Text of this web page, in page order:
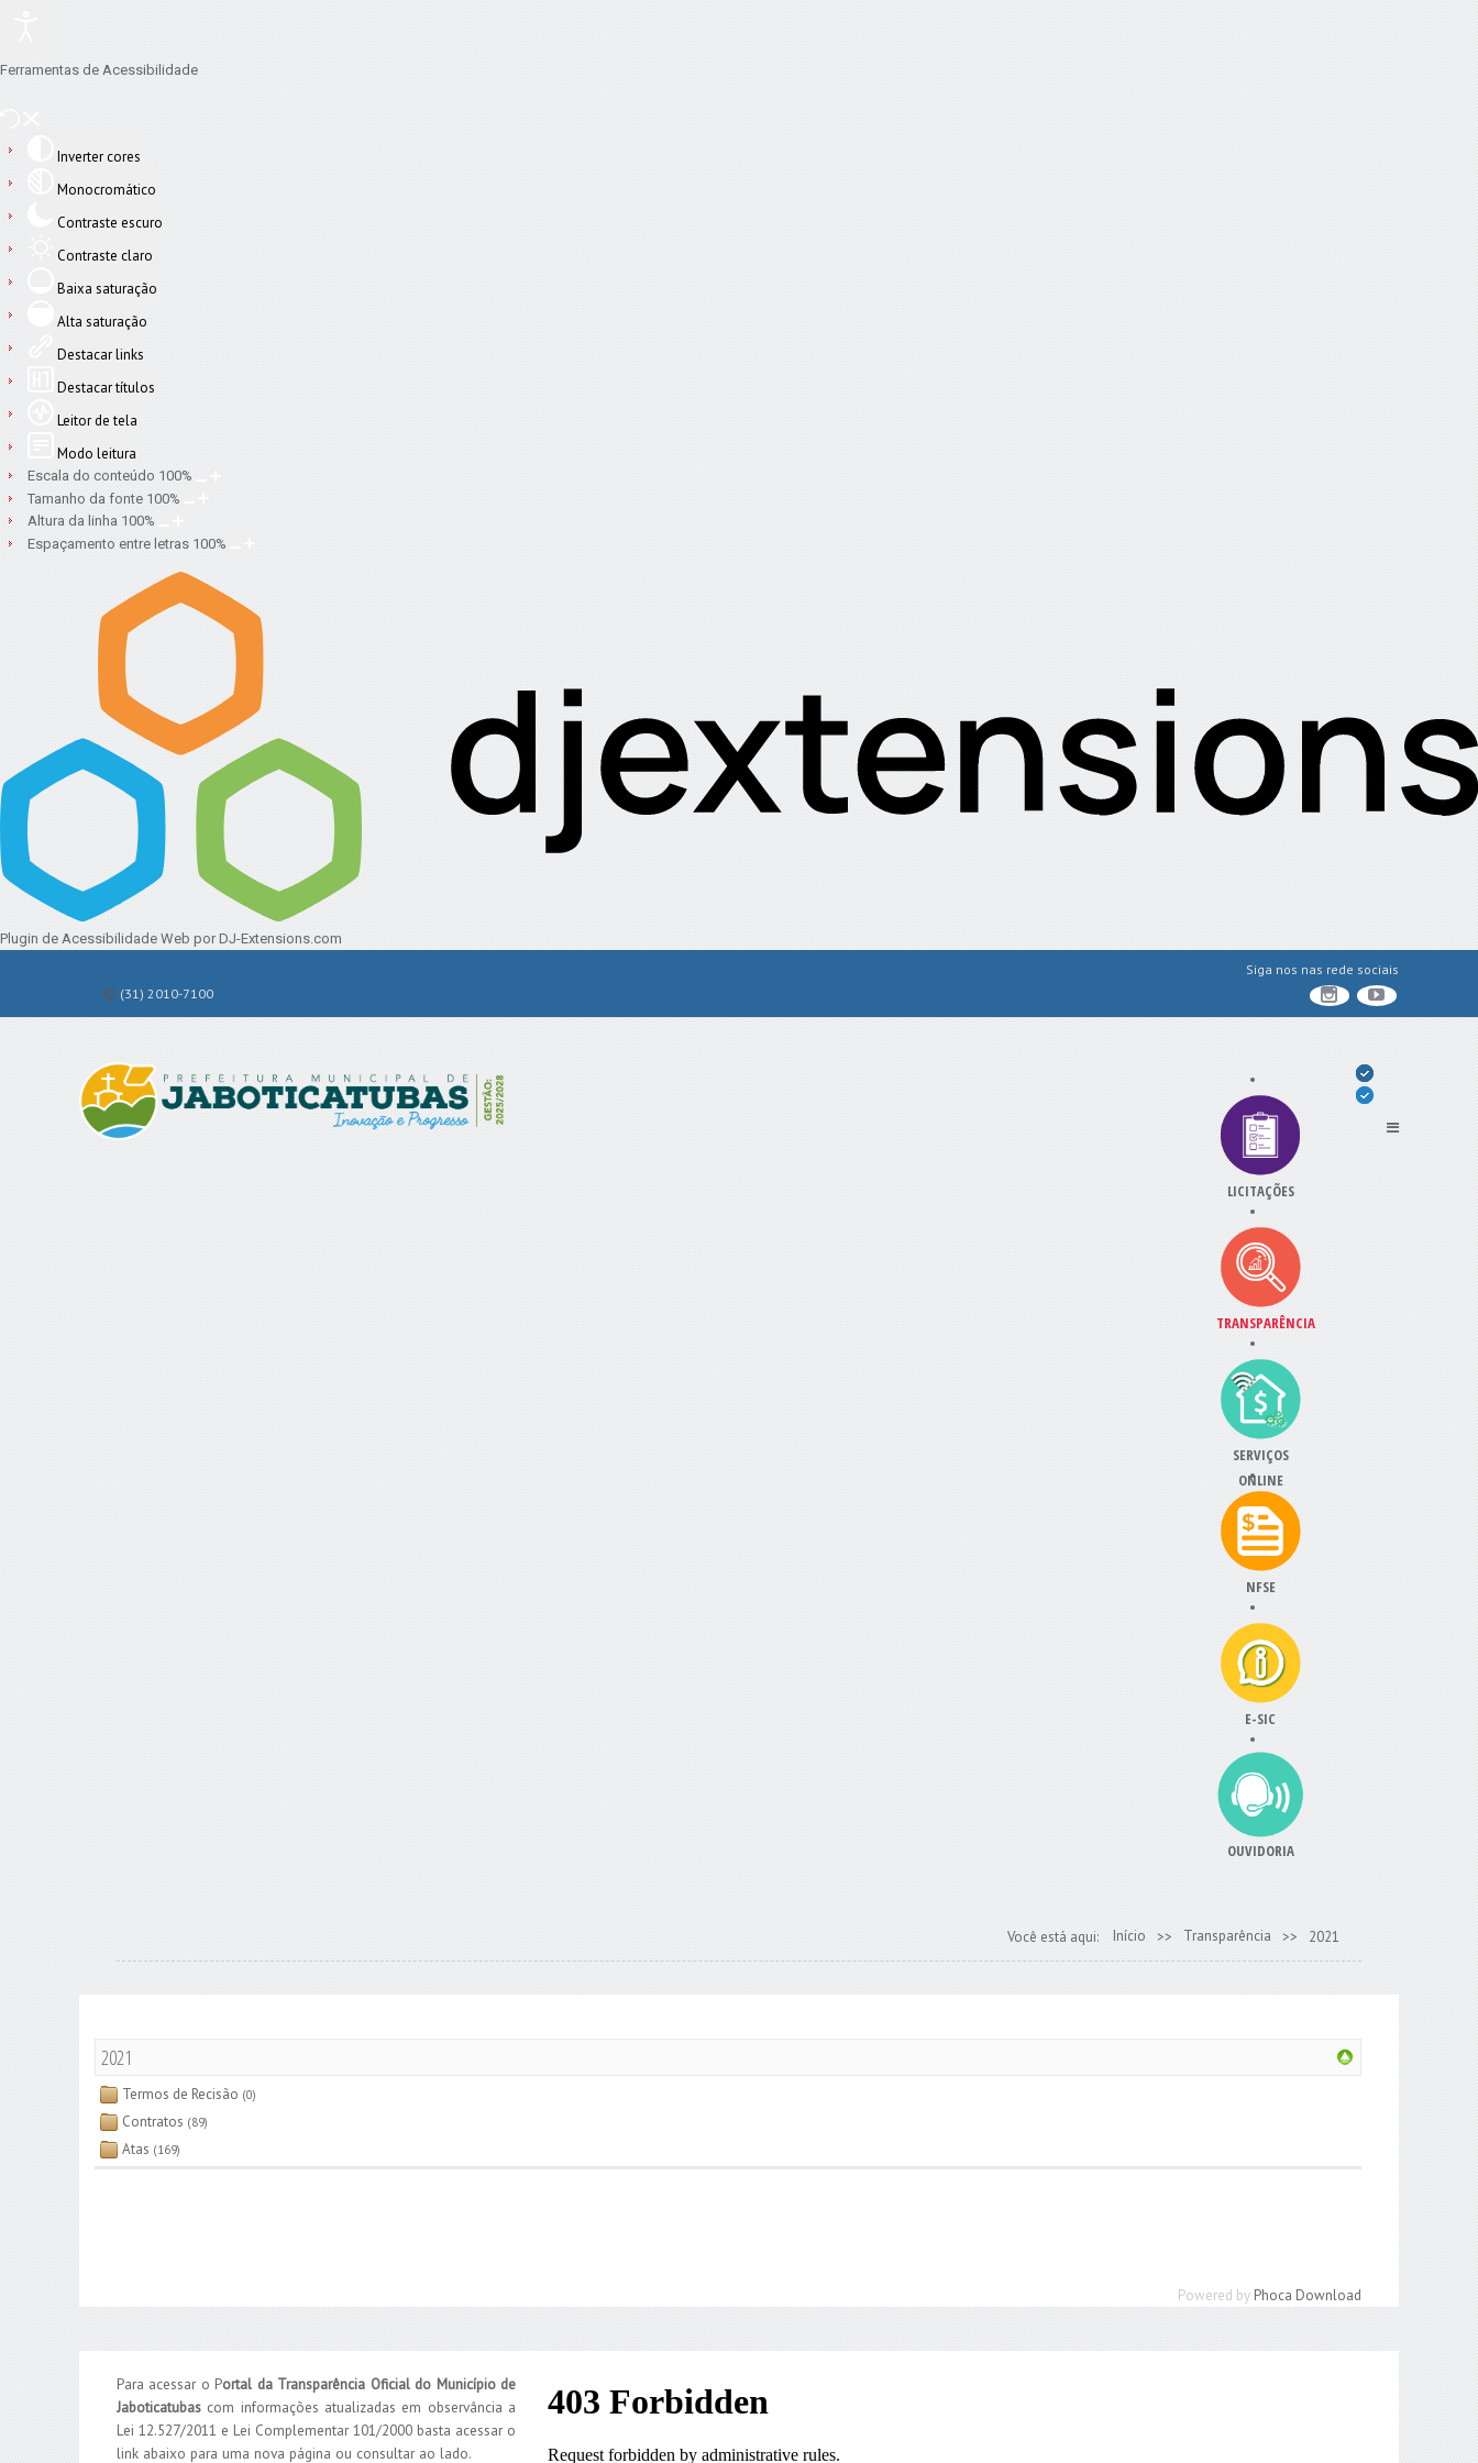
Ferramentas de Acessibilidade
Inverter cores
Monocromático
Contraste escuro
Contraste claro
Baixa saturação
Alta saturação
Destacar links
Destacar títulos
Leitor de tela
Modo leitura
Escala do conteúdo 100%
Tamanho da fonte 100%
Altura da linha 100%
Espaçamento entre letras 100%
Plugin de Acessibilidade Web por DJ-Extensions.com
Siga nos nas rede sociais
(31) 2010-7100
LICITAÇÕES
TRANSPARÊNCIA
SERVIÇOS
ONLINE
NFSE
E-SIC
OUVIDORIA
Você está aqui: Início >> Transparência >> 2021
2021
Termos de Recisão (0)
Contratos (89)
Atas (169)
Powered by Phoca Download
Para acessar o Portal da Transparência Oficial do Município de
Jaboticatubas com informações atualizadas em observância a
Lei 12.527/2011 e Lei Complementar 101/2000 basta acessar o
link abaixo para uma nova página ou consultar ao lado.